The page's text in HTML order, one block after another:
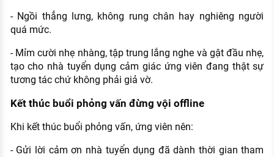
- Ngồi thẳng lưng, không rung chân hay nghiêng người
quá mức.
- Mỉm cười nhẹ nhàng, tập trung lắng nghe và gật đầu nhẹ,
tạo cho nhà tuyển dụng cảm giác ứng viên đang thật sự
tương tác chứ không phải giả vờ.
Kết thúc buổi phỏng vấn đừng vội offline
Khi kết thúc buổi phỏng vấn, ứng viên nên:
- Gửi lời cảm ơn nhà tuyển dụng đã dành thời gian tham